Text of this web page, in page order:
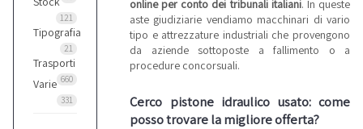
121
Tipografia
21
Trasporti
660
Varie
331
online per conto dei tribunali italiani. In queste
aste giudiziarie vendiamo macchinari di vario
tipo e attrezzature industriali che provengono
da aziende sottoposte a fallimento o a
procedure concorsuali.
Cerco pistone idraulico usato: come
posso trovare la migliore offerta?